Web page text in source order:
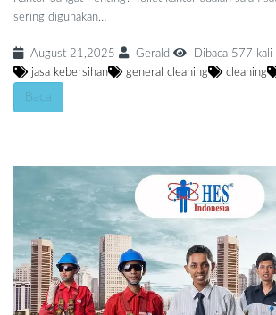
sering digunakan…
August 21,2025 Gerald
Dibaca 577 kali
jasa kebersihan
general cleaning cleaning
Baca